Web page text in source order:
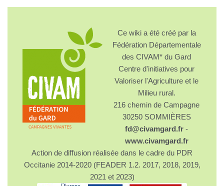
Ce wiki a été créé par la
Fédération Départementale
des CIVAM* du Gard
Centre d'initiatives pour
Valoriser l'Agriculture et le
Milieu rural.
216 chemin de Campagne
30250 SOMMIÈRES
fd@civamgard.fr -
www.civamgard.fr
Action de diffusion réalisée dans le cadre du PDR
Occitanie 2014-2020 (FEADER 1.2. 2017, 2018, 2019,
2021 et 2023)